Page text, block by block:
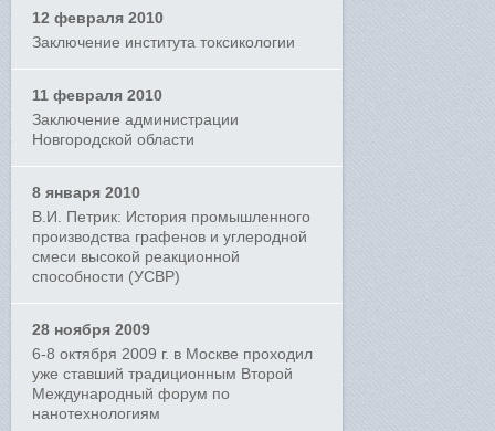
12 февраля 2010
Заключение института токсикологии
11 февраля 2010
Заключение администрации
Новгородской области
8 января 2010
В.И. Петрик: История промышленного
производства графенов и углеродной
смеси высокой реакционной
способности (УСВР)
28 ноября 2009
6-8 октября 2009 г. в Москве проходил
уже ставший традиционным Второй
Международный форум по
нанотехнологиям